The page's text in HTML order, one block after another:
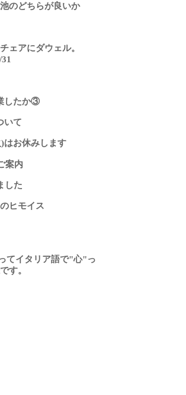
のどちらが良いか
ェアにダウェル。
したか③
いて
はお休みします
案内
した
ヒモイス
てイタリア語で"心"っ
す。